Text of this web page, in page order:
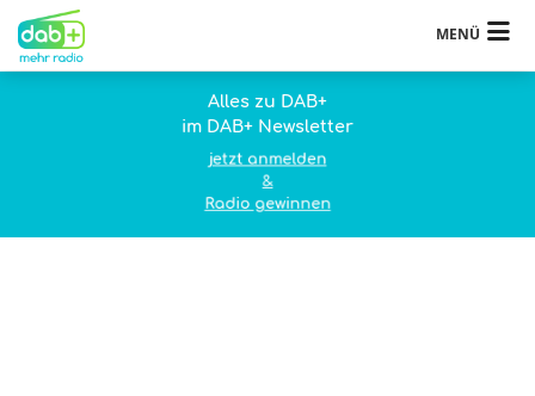
MENÜ
Alles zu DAB+
im DAB+ Newsletter
jetzt anmelden
&
Radio gewinnen